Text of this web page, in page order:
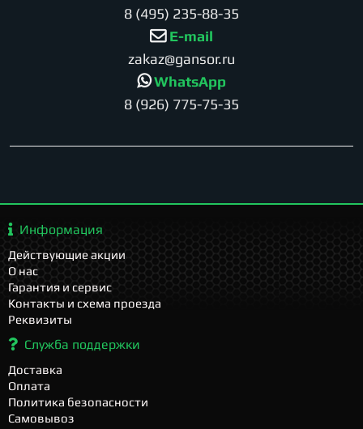
8 (495) 235-88-35
E-mail
zakaz@gansor.ru
WhatsApp
8 (926) 775-75-35
Информация
Действующие акции
О нас
Гарантия и сервис
Контакты и схема проезда
Реквизиты
Служба поддержки
Доставка
Оплата
Политика безопасности
Самовывоз